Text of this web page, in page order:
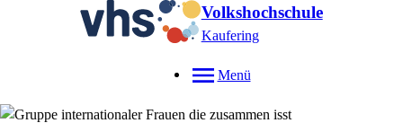
Volkshochschule
Kaufering
Menü